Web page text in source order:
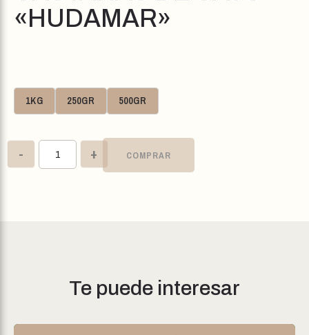
«HUDAMAR»
1KG 250GR 500GR
- + COMPRAR
Te puede interesar